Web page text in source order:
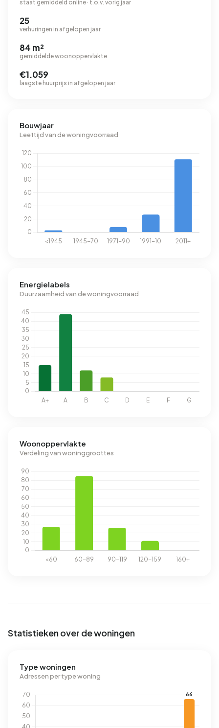
staat gemiddeld online · t.o.v. vorig jaar
25
verhuringen in afgelopen jaar
84 m²
gemiddelde woonoppervlakte
€1.059
laagste huurprijs in afgelopen jaar
Bouwjaar
Leeftijd van de woningvoorraad
Energielabels
Duurzaamheid van de woningvoorraad
Woonoppervlakte
Verdeling van woninggroottes
Statistieken over de woningen
Type woningen
Adressen per type woning